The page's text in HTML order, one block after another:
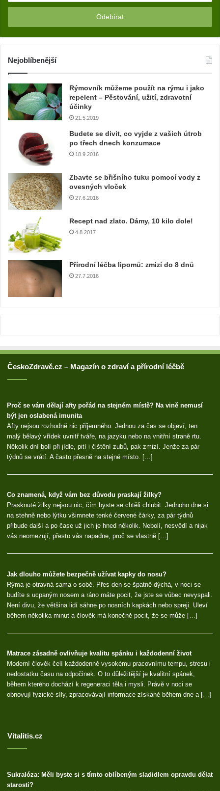
m
a
d
j
v
a
š
í
l
v
o
d
r
Nejoblíbenější
Rýmovník můžeme použít na rýmu i jako
repelent – Pěstování, užití, zdravotní
účinky
21.5.2019
Budete se divit, co vyjde z vašich útrob
po třech dnech konzumace
18.9.2016
Zbavte se břišního tuku pomocí vody z
ovesných vloček
27.6.2016
Recept nad zlato. Dámy, 10 kilo dole!
4.8.2017
Přírodní léčba lipomů: zmizí do 8 dnů
27.7.2016
ČeskoZdravě.cz – Magazín o zdraví a přírodní léčbě
Proč se vám dělají afty pořád na stejném místě? Na vině nemusí
být jen oslabená imunita
Afty nejsou rozhodně nic příjemného. Jednou za čas se objeví, ten
malý bělavý vřídek uvnitř tváře, na jazyku nebo na vnitřní straně rtu.
Několik dní bolí při jídle, pití i čištění zubů, pak zmizí. Jenže za pár
týdnů se vrátí. A často přesně na stejné místo. […]
Co znamená, když vám bez důvodu praskají žilky?
Prasknuté žilky nejsou nic, čím byste se chtěli chlubit. Jednoho dne si
na stehně nebo lýtku všimnete tenké červené čárky, za pár týdnů
přibude další a po čase už jich je hned několik. Nebolí, nesvědí a nijak
vás neomezují, přesto vás napadne, proč se vlastně […]
Jak dlouho můžete bezpečně užívat kapky do nosu?
Rýma je otravná sama o sobě. Přes den se špatně dýchá, v noci se
budíte s ucpaným nosem a ráno máte pocit, že jste se vůbec nevyspali.
Není divu, že většina lidí sáhne po nosních kapkách nebo spreji. Uleví
během několika minut a člověk má konečně pocit, že se může […]
Matrace zásadně ovlivňuje kvalitu spánku i každodenní život
Moderní člověk čelí každodenně vysokému pracovnímu tempu, stresu i
nedostatku času na odpočinek. O to důležitější je kvalitní spánek,
během kterého dochází k regeneraci těla i mysli. Právě v noci se
obnovují fyzické síly, zpracovávají informace získané během dne a […]
Vitalitis.cz
Sukralóza: Měli byste si s tímto oblíbeným sladidlem opravdu dělat
starosti?